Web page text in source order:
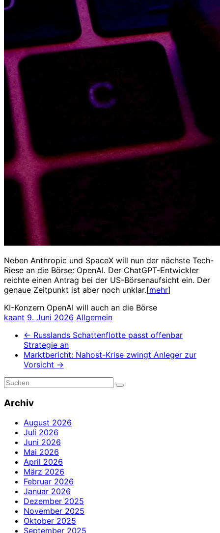
Neben Anthropic und SpaceX will nun der nächste Tech-
Riese an die Börse: OpenAI. Der ChatGPT-Entwickler
reichte einen Antrag bei der US-Börsenaufsicht ein. Der
genaue Zeitpunkt ist aber noch unklar.[mehr]
KI-Konzern OpenAI will auch an die Börse
kaant 9. Juni 2026 Allgemein
← Russlands Schattenflotte passt offenbar
Strategie an
Marktbericht: Nahost-Krise zwingt Anleger zur
Vorsicht →
Archiv
August 2026
Juli 2026
Juni 2026
Mai 2026
April 2026
März 2026
Februar 2026
Januar 2026
Dezember 2025
November 2025
Oktober 2025
September 2025